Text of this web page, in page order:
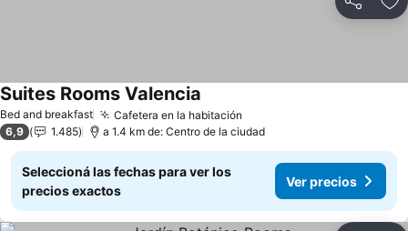
Compartir
Bed and breakfast Cafetera en la habitación
Suites Rooms Valencia
6,9 1.485 a 1.4 km de: Centro de la ciudad
Seleccioná las fechas para ver los
precios exactos
Ver precios